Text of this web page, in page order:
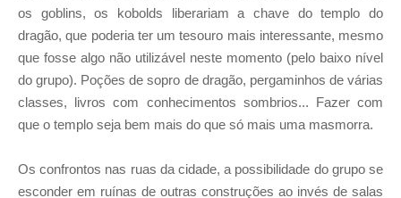
os goblins, os kobolds liberariam a chave do templo do
dragão, que poderia ter um tesouro mais interessante, mesmo
que fosse algo não utilizável neste momento (pelo baixo nível
do grupo). Poções de sopro de dragão, pergaminhos de várias
classes, livros com conhecimentos sombrios... Fazer com
que o templo seja bem mais do que só mais uma masmorra.
Os confrontos nas ruas da cidade, a possibilidade do grupo se
esconder em ruínas de outras construções ao invés de salas